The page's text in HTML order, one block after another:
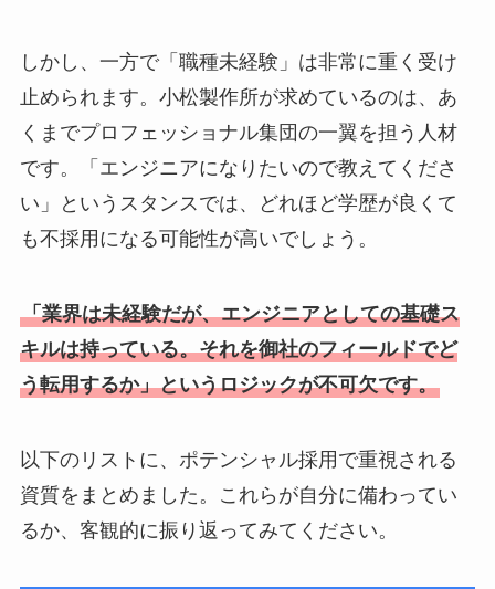
しかし、一方で「職種未経験」は非常に重く受け
止められます。小松製作所が求めているのは、あ
くまでプロフェッショナル集団の一翼を担う人材
です。「エンジニアになりたいので教えてくださ
い」というスタンスでは、どれほど学歴が良くて
も不採用になる可能性が高いでしょう。
「業界は未経験だが、エンジニアとしての基礎ス
キルは持っている。それを御社のフィールドでど
う転用するか」というロジックが不可欠です。
以下のリストに、ポテンシャル採用で重視される
資質をまとめました。これらが自分に備わってい
るか、客観的に振り返ってみてください。